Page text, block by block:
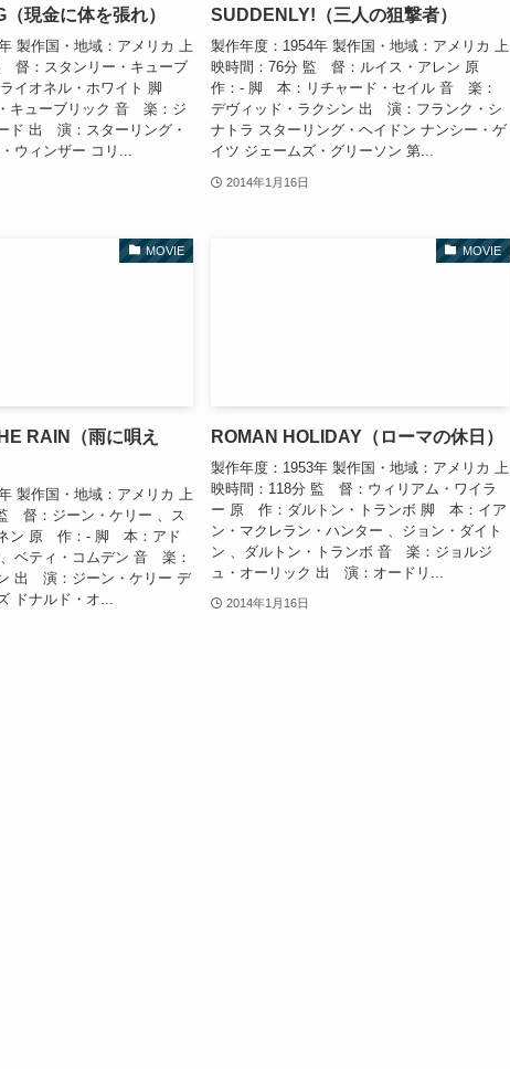
現金に体を張れ）
製作国・地域：アメリカ 上
督：スタンリー・キューブ
イオネル・ホワイト 脚
キューブリック 音 楽：ジ
ド 出 演：スターリング・
ウィンザー コリ...
SUDDENLY!（三人の狙撃者）
製作年度：1954年 製作国・地域：アメリカ 上
映時間：76分 監 督：ルイス・アレン 原
作：- 脚 本：リチャード・セイル 音 楽：
デヴィッド・ラクシン 出 演：フランク・シ
ナトラ スターリング・ヘイドン ナンシー・ゲ
イツ ジェームズ・グリーソン 第...
2014年1月16日
MOVIE
RAIN（雨に唄え
製作国・地域：アメリカ 上
督：ジーン・ケリー 、ス
ン 原 作：- 脚 本：アド
ベティ・コムデン 音 楽：
出 演：ジーン・ケリー デ
ドナルド・オ...
MOVIE
ROMAN HOLIDAY（ローマの休日）
製作年度：1953年 製作国・地域：アメリカ 上
映時間：118分 監 督：ウィリアム・ワイラ
ー 原 作：ダルトン・トランボ 脚 本：イア
ン・マクレラン・ハンター 、ジョン・ダイト
ン 、ダルトン・トランボ 音 楽：ジョルジ
ュ・オーリック 出 演：オードリ...
2014年1月16日